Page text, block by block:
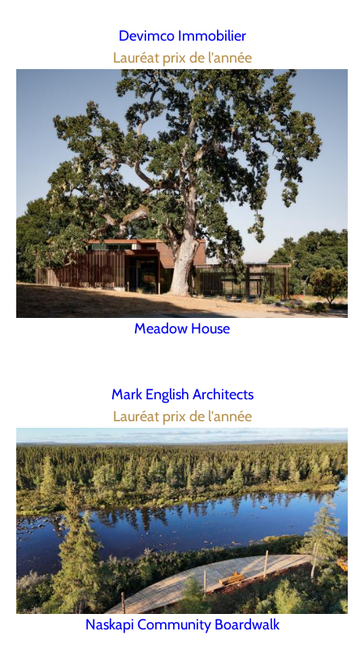
Devimco Immobilier
Lauréat prix de l'année
Meadow House
Mark English Architects
Lauréat prix de l'année
Naskapi Community Boardwalk